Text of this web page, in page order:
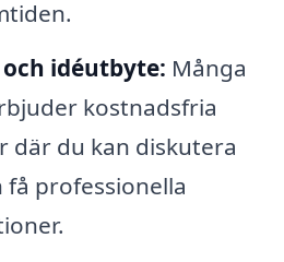
idéutbyte: Många
kostnadsfria
där du kan diskutera
få professionella